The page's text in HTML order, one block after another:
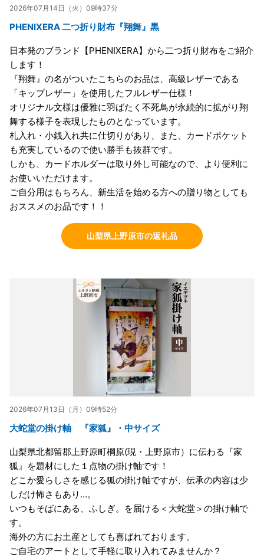
2026年07月14日（火）09時37分
PHENIXERA 二つ折り財布『翔舞』黒
日本発のブランド【PHENIXERA】から二つ折り財布をご紹介
します！
『翔舞』の名がついたこちらのお品は、高級レザーである
「キップレザー」を使用したフルレザー仕様！
オリジナル文様は優雅に羽ばたく不死鳥が永続的に拡がり翔
舞する様子を表現したものとなっています。
札入れ・小銭入れ共に仕切りがあり、また、カードポケット
も充実しているので使い勝手も抜群です。
しかも、カードホルダーは取り外し可能なので、より便利に
お使いいただけます。
ご自分用はもちろん、新生活を始める方への贈り物としても
おススメのお品です！！
山梨県上野原市の返礼品
2026年07月13日（月）09時52分
大蛇堂の掛け軸 『家狐』・中サイズ
山梨県北都留郡上野原町棡原(現・上野原市）に伝わる『家
狐』を題材にした１点物の掛け軸です！
どこか愛らしさを感じる狐の掛け軸ですが、伝承の内容は少
しだけ怖さもあり…。
いつもそばにある、ふしぎ。を届ける＜大蛇堂＞の掛け軸で
す。
海外の方にお土産としても喜ばれております。
ご自宅のアートとして手軽に取り入れてみませんか？